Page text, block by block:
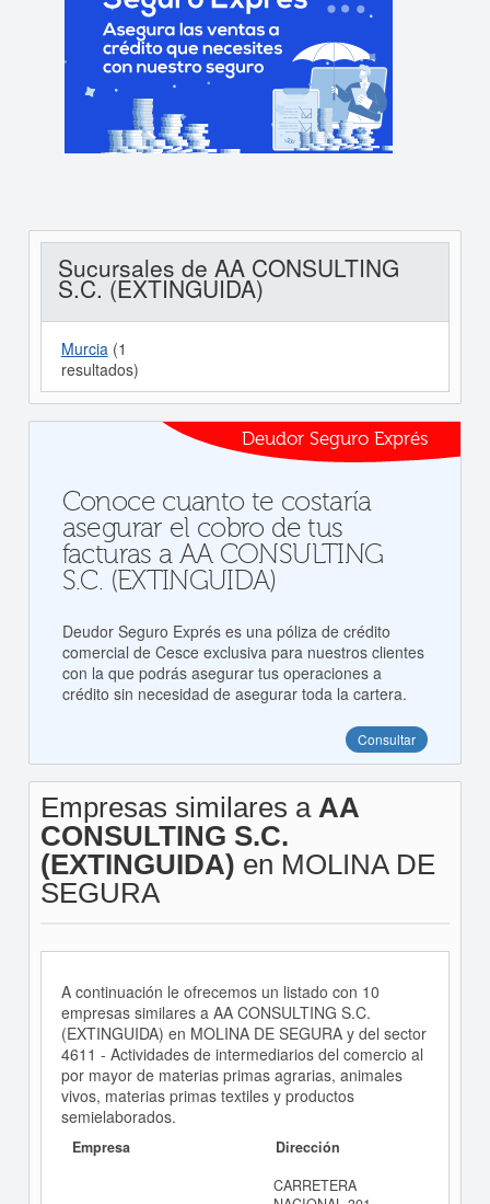
Sucursales de AA CONSULTING
S.C. (EXTINGUIDA)
Murcia(1
resultados)
Deudor Seguro Exprés
Conoce cuanto te costaría
asegurar el cobro de tus
facturas a AA CONSULTING
S.C. (EXTINGUIDA)
Deudor Seguro Exprés es una póliza de crédito
comercial de Cesce exclusiva para nuestros clientes
con la que podrás asegurar tus operaciones a
crédito sin necesidad de asegurar toda la cartera.
Consultar
Empresas similares a AA
CONSULTING S.C.
(EXTINGUIDA) en MOLINA DE
SEGURA
A continuación le ofrecemos un listado con 10
empresas similares a AA CONSULTING S.C.
(EXTINGUIDA) en MOLINA DE SEGURA y del sector
4611 - Actividades de intermediarios del comercio al
por mayor de materias primas agrarias, animales
vivos, materias primas textiles y productos
semielaborados.
Empresa
Dirección
CARRETERA